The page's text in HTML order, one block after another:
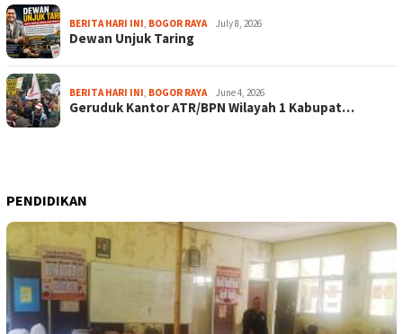
BERITA HARI INI, BOGOR RAYA July 8, 2026
Dewan Unjuk Taring
BERITA HARI INI, BOGOR RAYA June 4, 2026
Geruduk Kantor ATR/BPN Wilayah 1 Kabupat…
PENDIDIKAN